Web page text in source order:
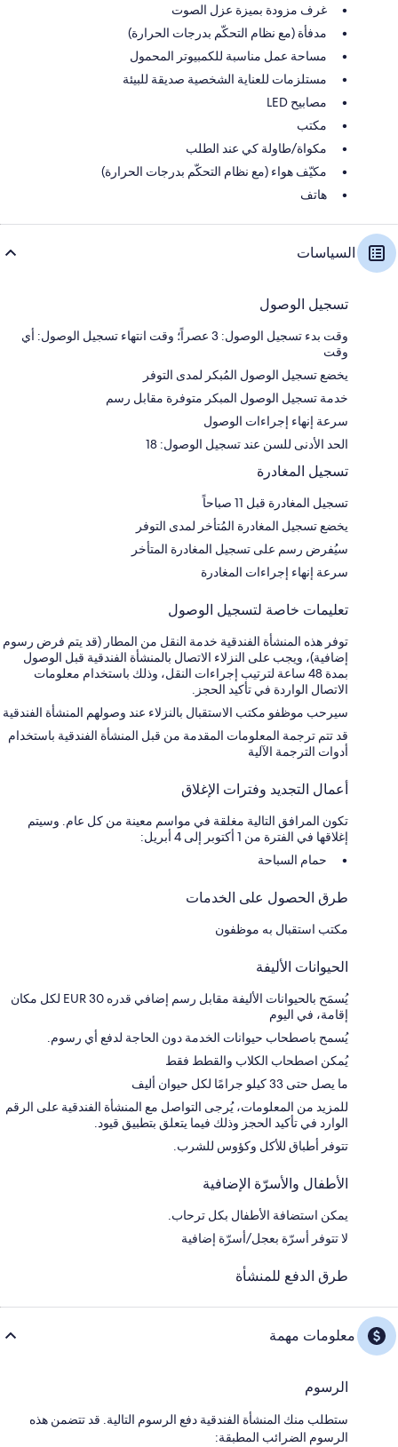
غرف مزودة بميزة عزل الصوت
مدفأة (مع نظام التحكّم بدرجات الحرارة)
مساحة عمل مناسبة للكمبيوتر المحمول
مستلزمات للعناية الشخصية صديقة للبيئة
مصابيح LED
مكتب
مكواة/طاولة كي عند الطلب
مكيّف هواء (مع نظام التحكّم بدرجات الحرارة)
هاتف
السياسات
تسجيل الوصول
وقت بدء تسجيل الوصول: 3 عصراً؛ وقت انتهاء تسجيل الوصول: أي
وقت
يخضع تسجيل الوصول المُبكر لمدى التوفر
خدمة تسجيل الوصول المبكر متوفرة مقابل رسم
سرعة إنهاء إجراءات الوصول
الحد الأدنى للسن عند تسجيل الوصول: 18
تسجيل المغادرة
تسجيل المغادرة قبل 11 صباحاً
يخضع تسجيل المغادرة المُتأخر لمدى التوفر
سيُفرض رسم على تسجيل المغادرة المتأخر
سرعة إنهاء إجراءات المغادرة
تعليمات خاصة لتسجيل الوصول
توفر هذه المنشأة الفندقية خدمة النقل من المطار (قد يتم فرض رسوم
إضافية)، ويجب على النزلاء الاتصال بالمنشأة الفندقية قبل الوصول
بمدة 48 ساعة لترتيب إجراءات النقل، وذلك باستخدام معلومات
الاتصال الواردة في تأكيد الحجز.
سيرحب موظفو مكتب الاستقبال بالنزلاء عند وصولهم المنشأة الفندقية
قد تتم ترجمة المعلومات المقدمة من قبل المنشأة الفندقية باستخدام
أدوات الترجمة الآلية
أعمال التجديد وفترات الإغلاق
تكون المرافق التالية مغلقة في مواسم معينة من كل عام. وسيتم
إغلاقها في الفترة من 1 أكتوبر إلى 4 أبريل:
حمام السباحة
طرق الحصول على الخدمات
مكتب استقبال به موظفون
الحيوانات الأليفة
يُسمَح بالحيوانات الأليفة مقابل رسم إضافي قدره EUR 30 لكل مكان
إقامة، في اليوم
يُسمح باصطحاب حيوانات الخدمة دون الحاجة لدفع أي رسوم.
يُمكن اصطحاب الكلاب والقطط فقط
ما يصل حتى 33 كيلو جرامًا لكل حيوان أليف
للمزيد من المعلومات، يُرجى التواصل مع المنشأة الفندقية على الرقم
الوارد في تأكيد الحجز وذلك فيما يتعلق بتطبيق قيود.
تتوفر أطباق للأكل وكؤوس للشرب.
الأطفال والأسرّة الإضافية
يمكن استضافة الأطفال بكل ترحاب.
لا تتوفر أسرّة بعجل/أسرّة إضافية
طرق الدفع للمنشأة
معلومات مهمة
الرسوم
ستطلب منك المنشأة الفندقية دفع الرسوم التالية. قد تتضمن هذه
الرسوم الضرائب المطبقة: